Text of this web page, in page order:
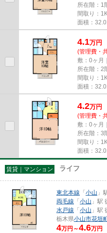
所在階：1
間取り：1K
面積：
4.1万円
(管理費・
敷：0ヶ月
所在階：2
間取り：1K
面積：
4.2万円
(管理費・
敷：0ヶ月
所在階：3
間取り：1K
面積：
賃貸｜マンション ライフ
東北本線 「小山 」
両毛線 「小山 」駅
水戸線 「小山 」駅
栃木県小山市花垣
4万円～4.6万円